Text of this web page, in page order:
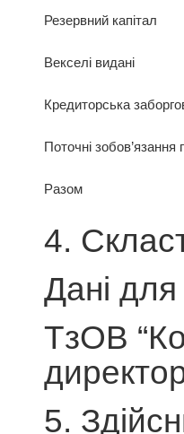
Резервний капітал
Векселі видані
Кредиторська
Поточні
Разом
4.
Дані
ТзОВ
5.